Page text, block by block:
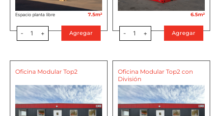
Espacio planta libre 7.5m²
- 1 + Agregar
6.5m²
- 1 + Agregar
Oficina Modular Top2
Oficina Modular Top2 con
División